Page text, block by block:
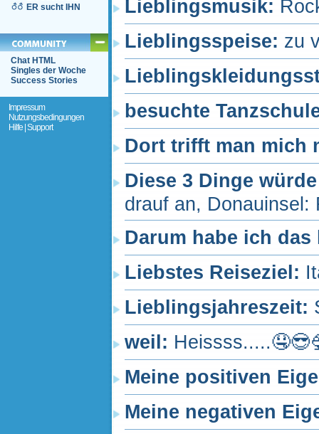
ER sucht IHN
Chat HTML
Singles der Woche
Success Stories
Impressum
Nutzungsbedingungen
Hilfe | Support
Lieblingsmusik:
Lieblingsspeise: zu
besuchte
Dort trifft man mich
Diese 3 Dinge
drauf an, Donauinsel:
Darum habe ich
Liebstes Reiseziel:
Lieblingsjahreszeit:
weil:
Meine positiven
Meine negativen